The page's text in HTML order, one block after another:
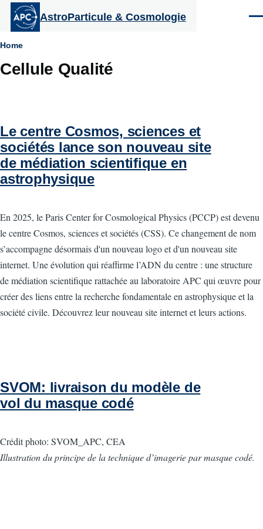
Aller au contenu principal
AstroParticule & Cosmologie
Fil
d'Ariane
Home
Cellule Qualité
Le centre Cosmos, sciences et
sociétés lance son nouveau site
de médiation scientifique en
astrophysique
En 2025, le Paris Center for Cosmological Physics (PCCP) est devenu
le centre Cosmos, sciences et sociétés (CSS). Ce changement de nom
s’accompagne désormais d'un nouveau logo et d'un nouveau site
internet. Une évolution qui réaffirme l’ADN du centre : une structure
de médiation scientifique rattachée au laboratoire APC qui œuvre pour
créer des liens entre la recherche fondamentale en astrophysique et la
société civile. Découvrez leur nouveau site internet et leurs actions.
SVOM: livraison du modèle de
vol du masque codé
Crédit photo: SVOM_APC, CEA
Illustration du principe de la technique d’imagerie par masque codé.